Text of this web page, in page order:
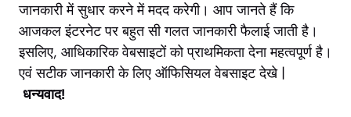
जानकारी में सुधार करने में मदद करेगी। आप जानते हैं कि
आजकल इंटरनेट पर बहुत सी गलत जानकारी फैलाई जाती है।
इसलिए, आधिकारिक वेबसाइटों को प्राथमिकता देना महत्वपूर्ण है।
एवं सटीक जानकारी के लिए ऑफिसियल वेबसाइट देखे |
धन्यवाद!